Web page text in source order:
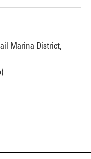
Marina District,